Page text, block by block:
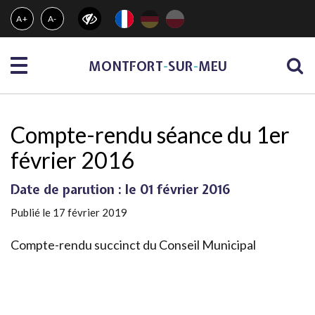
Gestion des traceurs
A+ A-
Menu MONTFORT-SUR-MEU
Compte-rendu séance du 1er
février 2016
Date de parution : le 01 février 2016
Publié le 17 février 2019
Compte-rendu succinct du Conseil Municipal